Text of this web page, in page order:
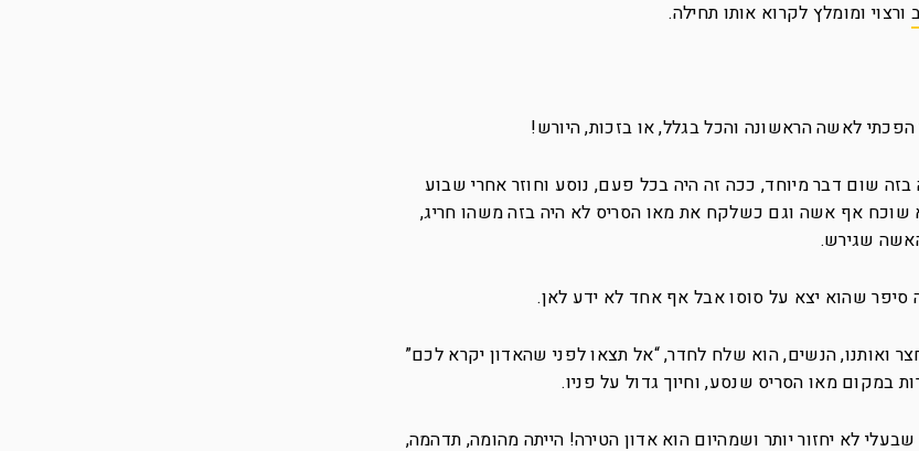
ורצוי ומומלץ לקרוא אותו תחילה.
לאשה הראשונה והכל בגלל, או בזכות, היורש!
שום דבר מיוחד, ככה זה היה בכל פעם, נוסע וחוזר אחרי שבוע
שוכח אף אשה וגם כשלקח את מאו הסריס לא היה בזה משהו חריג,
שגירש.
סיפר שהוא יצא על סוסו אבל אף אחד לא ידע לאן.
ואותנו, הנשים, הוא שלח לחדר, “אל תצאו לפני שהאדון יקרא לכם”
במקום מאו הסריס שנסע, וחיוך גדול על פניו.
לא יחזור יותר ושמהיום הוא אדון הטירה! הייתה מהומה, תדהמה,